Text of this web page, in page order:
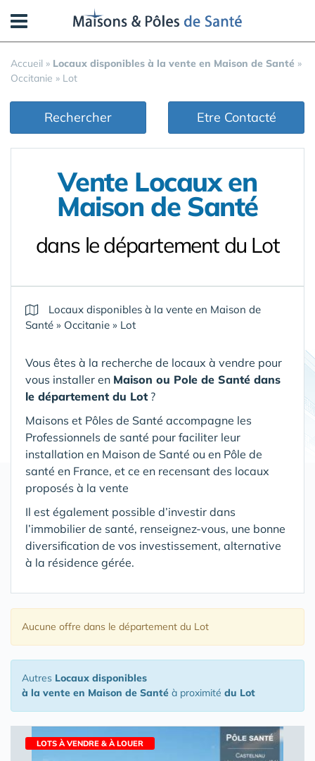
Accueil » Locaux disponibles à la vente en Maison de Santé »
Occitanie » Lot
Rechercher Etre Contacté
Vente Locaux en
Maison de Santé
dans le département du Lot
Locaux disponibles à la vente en Maison de
Santé » Occitanie » Lot
Vous êtes à la recherche de locaux à vendre pour
vous installer en Maison ou Pole de Santé dans
le département du Lot ?
Maisons et Pôles de Santé accompagne les
Professionnels de santé pour faciliter leur
installation en Maison de Santé ou en Pôle de
santé en France, et ce en recensant des locaux
proposés à la vente
Il est également possible d’investir dans
l’immobilier de santé, renseignez-vous, une bonne
diversification de vos investissement, alternative
à la résidence gérée.
Aucune offre dans le département du Lot
Autres Locaux disponibles
à la vente en Maison de Santé à proximité du Lot
LOTS À VENDRE & À LOUER
Panneau de gestion des cookies